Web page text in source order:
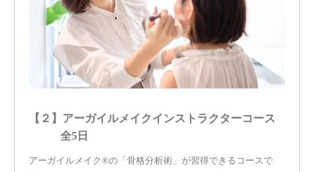
【２】アーガイルメイクインストラクターコース
全5日
アーガイルメイク®の「骨格分析術」が習得できるコースで